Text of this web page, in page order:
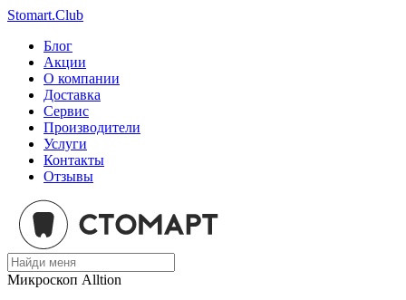
Stomart.Club
Блог
Акции
О компании
Доставка
Сервис
Производители
Услуги
Контакты
Отзывы
Микроскоп Alltion